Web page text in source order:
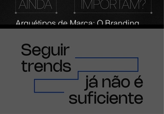
Arquétipos de Marca: O Branding
Negócios